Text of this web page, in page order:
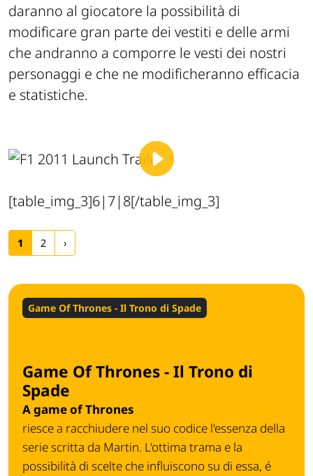
daranno al giocatore la possibilità di
modificare gran parte dei vestiti e delle armi
che andranno a comporre le vesti dei nostri
personaggi e che ne modificheranno efficacia
e statistiche.
[table_img_3]6|7|8[/table_img_3]
1 2 ›
Game Of Thrones - Il Trono di Spade
Game Of Thrones - Il Trono di
Spade
A game of Thrones
riesce a racchiudere nel suo codice l'essenza della
serie scritta da Martin. L'ottima trama e la
possibilità di scelte che influiscono su di essa, é